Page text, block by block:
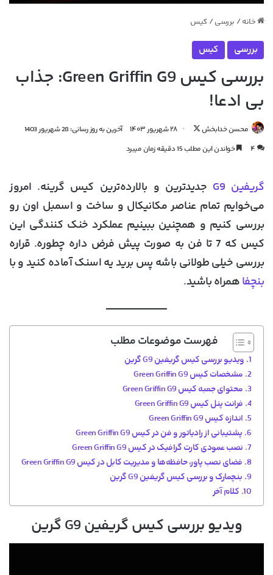
خانه / بررسی / کیس
بررسی کیس
بررسی کیس Green Griffin G9: جذاب
بی ادعا!
محسن خدابخش
دنبال
کردن
۲۸ شهریور ۱۴۰۳
آخرین به روز رسانی: 28 شهریور 1403
۴
خواندن این مطلب 15 دقیقه زمان میبرد
گریفین G9
جدیدترین و بالارده‌ترین کیس گرینه. امروز
می‌خوایم تمام عناصر مکانیکال و ساخت و اسمبل اون رو
بررسی کنیم و همچنین ببینیم عملکرد خنک کنندگی این
کیس که 7 تا فن به صورت پیش فرض داره چطوره. قراره
بررسی خیلی طولانی باشه پس برید یه اسنک آماده کنید و با
بنچفاهمراه باشید.
فهرست موضوعات مطلب
ویدیو بررسی کیس گریفین G9 گرین
مشخصات کیس Green Griffin G9
محتوای جعبه کیس Green Griffin G9
فرانت پنل کیس Green Griffin G9
اندازه کیس Green Griffin G9
پشتیبانی از رادیاتور و فن در کیس Green Griffin G9
نصب عمودی کارت گرافیک در کیس Green Griffin G9
فضای نصب پاور، حافظه‌ها و مدیریت کابل در کیس Green Griffin G9
بنچمارک و بررسی کیس گریفین G9 گرین
کلام آخر
ویدیو بررسی کیس گریفین G9 گرین